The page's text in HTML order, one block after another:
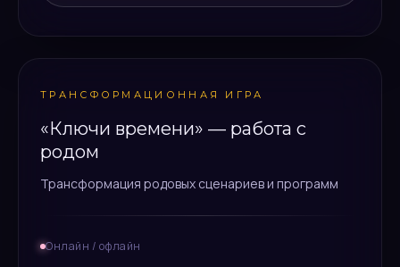
ТРАНСФОРМАЦИОННАЯ ИГРА
«Ключи времени» — работа с
родом
Трансформация родовых сценариев и программ
Онлайн / офлайн